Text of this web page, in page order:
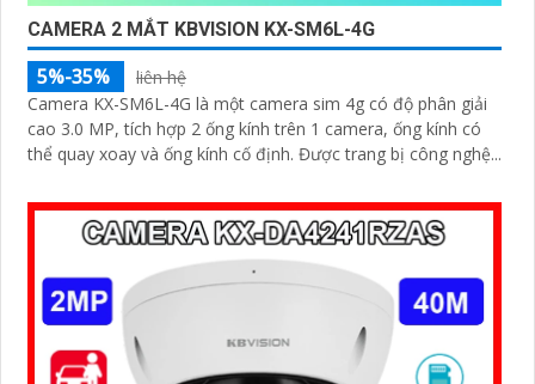
CAMERA 2 MẮT KBVISION KX-SM6L-4G
5%-35%
liên hệ
Camera KX-SM6L-4G là một camera sim 4g có độ phân giải
cao 3.0 MP, tích hợp 2 ống kính trên 1 camera, ống kính có
thể quay xoay và ống kính cố định. Được trang bị công nghệ...